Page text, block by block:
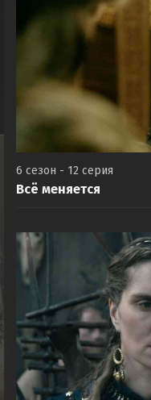
6 сезон - 12 серия
Всё меняется